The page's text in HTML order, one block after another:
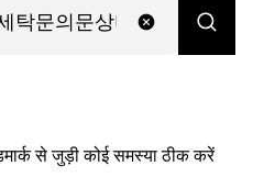
से जुड़ी कोई समस्या ठीक करें